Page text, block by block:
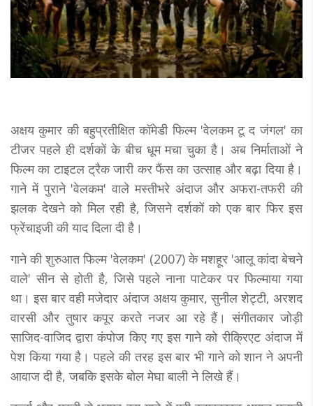
अक्षय कुमार की बहुप्रतीक्षित कॉमेडी फिल्म 'वेलकम टू द जंगल' का
टीजर पहले ही दर्शकों के बीच धूम मचा चुका है। अब निर्माताओं ने
फिल्म का टाइटल ट्रैक जारी कर फैंस का उत्साह और बढ़ा दिया है।
गाने में पुराने 'वेलकम' वाले मस्तीभरे अंदाज और अफरा-तफरी की
झलक देखने को मिल रही है, जिसने दर्शकों को एक बार फिर इस
फ्रेंचाइजी की याद दिला दी है।
गाने की शुरुआत फिल्म 'वेलकम' (2007) के मशहूर 'आलू कांदा बेचने
वाले' सीन से होती है, जिसे पहले नाना पाटेकर पर फिल्माया गया
था। इस बार वही मजेदार अंदाज अक्षय कुमार, सुनील शेट्टी, अरशद
वारसी और तुषार कपूर करते नजर आ रहे हैं। संगीतकार जोड़ी
साजिद-वाजिद द्वारा कंपोज किए गए इस गाने को रीक्रिएट अंदाज में
पेश किया गया है। पहले की तरह इस बार भी गाने को शान ने अपनी
आवाज दी है, जबकि इसके बोल मेघा बाली ने लिखे हैं।